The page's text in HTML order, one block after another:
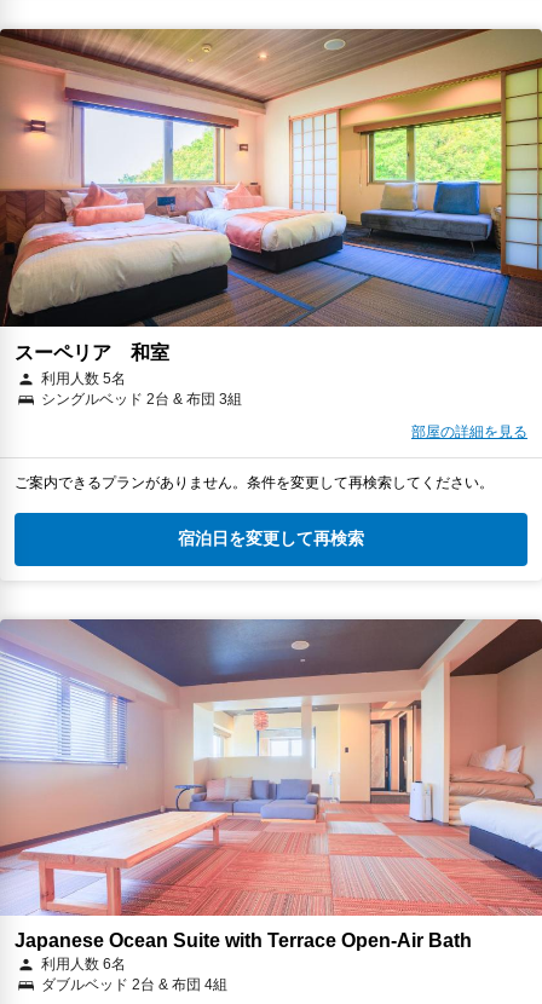
スーペリア 和室
利用人数 5名
シングルベッド 2台 & 布団 3組
部屋の詳細を見る
ご案内できるプランがありません。条件を変更して再検索してください。
宿泊日を変更して再検索
Japanese Ocean Suite with Terrace Open-Air Bath
利用人数 6名
ダブルベッド 2台 & 布団 4組